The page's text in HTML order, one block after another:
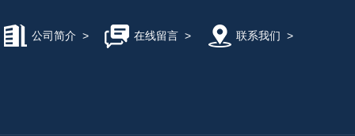
公司简介 > 在线留言> 联系我们 >